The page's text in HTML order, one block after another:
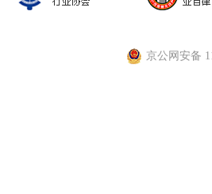
京公网安备